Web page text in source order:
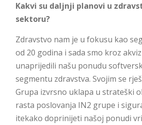
Kakvi su daljnji planovi u
sektoru?
Zdravstvo nam je u fokusu kao
od 20 godina i sada smo kroz
unaprijedili našu ponudu
segmentu zdravstva. Svojim se
Grupa izvrsno uklapa u strateški
rasta poslovanja IN2 grupe i
itekako doprinijeti našoj ponudi